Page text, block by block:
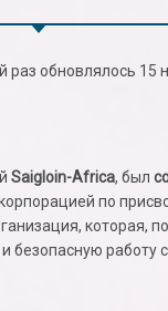
раз обновлялось 15
Saigloin-Africa, был
по
которая,
безопасную работу